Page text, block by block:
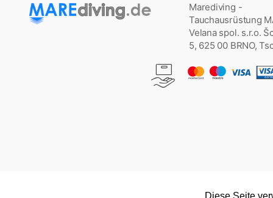
Marediving -
Tauchausrüstung
Velana spol. s.r.o.
5, 625 00 BRNO,
Diese Seite